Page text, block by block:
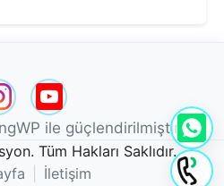
ile güçlendirilmiştir.
Tüm Hakları Saklıdır.
İletişim